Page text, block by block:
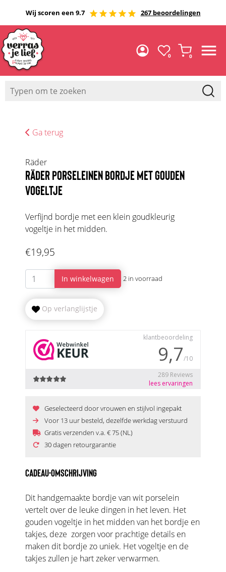
Wij scoren een 9.7 267 beoordelingen
0 0
Ga terug
Räder
RÄDER PORSELEINEN BORDJE MET GOUDEN
VOGELTJE
Verfijnd bordje met een klein goudkleurig
vogeltje in het midden.
€19,95
In winkelwagen 2 in voorraad
Op verlanglijstje
Geselecteerd door vrouwen en stijlvol ingepakt
Voor 13 uur besteld, dezelfde werkdag verstuurd
Gratis verzenden v.a. € 75 (NL)
30 dagen retourgarantie
CADEAU-OMSCHRIJVING
Dit handgemaakte bordje van wit porselein
vertelt over de leuke dingen in het leven. Het
gouden vogeltje in het midden van het bordje en
takjes, deze zorgen voor prachtige details en
maken dit bordje zo uniek. Het vogeltje en de
takjes zullen je hart zeker verwarmen.